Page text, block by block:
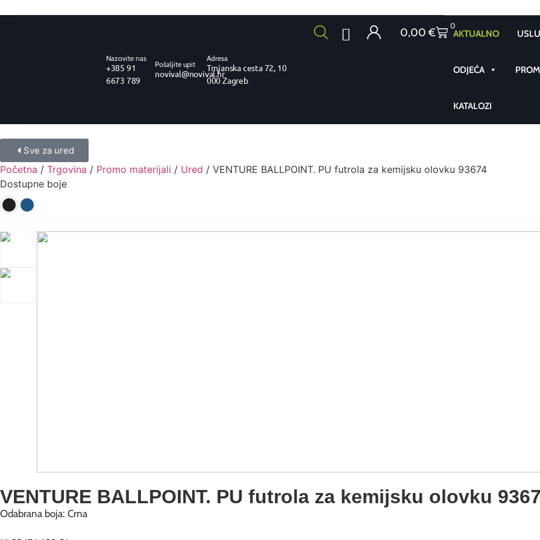
Nazovite nas
+385 91
6673 789
Pošaljite upit
novival@novival.hr
Adresa
Trnjanska cesta 72, 10
000 Zagreb
0,00€
0
AKTUALNO
ODJEĆA
KATALOZI
Sve za ured
Početna / Trgovina / Promo materijali / Ured / VENTURE BALLPOINT. PU futrola za kemijsku olovku 93674
Dostupne boje
VENTURE BALLPOINT. PU futrola za kemijsku olovku
Odabrana boja: Crna